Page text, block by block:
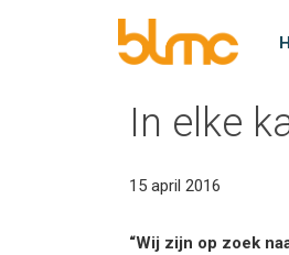
Homepagina
In elke
15 april 2016
“Wij zijn op zoek